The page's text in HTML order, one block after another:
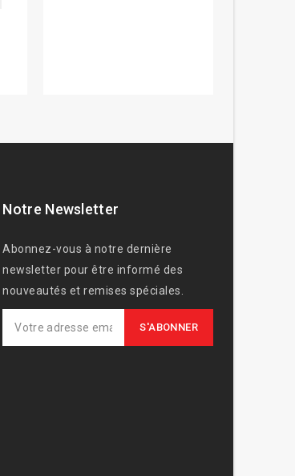
Notre Newsletter
Abonnez-vous à notre dernière
newsletter pour être informé des
nouveautés et remises spéciales.